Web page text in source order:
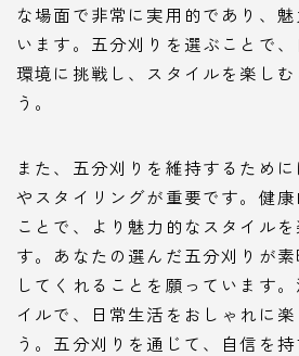
な場面で非常に実用的であり、
います。五分刈りを選ぶことで
環境に挑戦し、スタイルを楽し
う。
また、五分刈りを維持するため
やスタイリングが重要です。健
ことで、より魅力的なスタイル
す。あなたの選んだ五分刈りが
してくれることを願っています
イルで、日常生活をおしゃれに
う。五分刈りを通じて、自信を